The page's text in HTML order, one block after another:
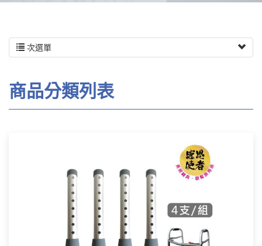
次選單
商品分類列表